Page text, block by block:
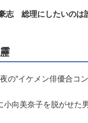
志 総理にしたいのは
の“イケメン俳優合コン
向美奈子を脱がせた